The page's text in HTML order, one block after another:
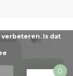
Is dat
0